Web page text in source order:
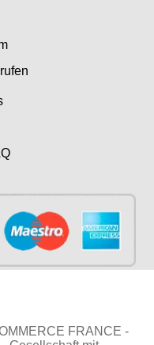
FRANCE -